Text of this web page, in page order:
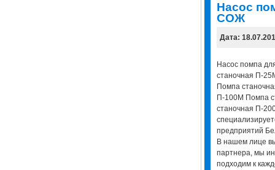
Насос
СОЖ
Дата:
Насос помпа
станочная П-
Помпа
П-100М Помпа
станочная П-
предприятий
В нашем лице
партнера, мы
подходим к